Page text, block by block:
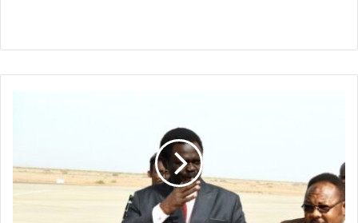
المعركة
ليست
سياسية
بقدر